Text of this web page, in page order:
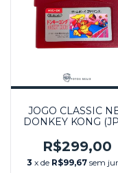
JOGO CLASSIC
DONKEY KONG
R$299,00
3 x de R$99,67 sem